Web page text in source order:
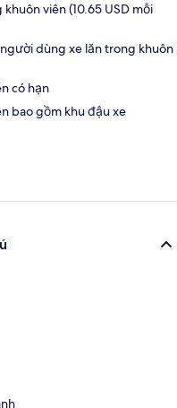
viên (10.65 USD mỗi
dùng xe lăn trong khuôn
có hạn
bao gồm khu đậu xe